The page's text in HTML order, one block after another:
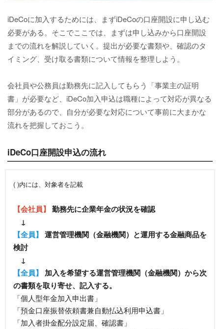
iDeCoに加入するためには、まずiDeCoの口座開設に申し込む
必要がある。そこでここでは、まずは申し込みから口座開設
までの流れを解説していく。提出が必要な書類や、確認のタ
イミング、受け取る書類について情報を整理しよう。
会社員や公務員は勤務先に記入してもらう「事業主の証明
書」が必要など、iDeCo加入申込は職種によって対応が異なる
部分があるので、自分が必要な対応について事前に大まかな
流れを把握しておこう。
iDeCo口座開設申込の流れ
( )内には、対象者を記載
【会社員】 勤務先に企業年金の状況を確認
↓
【全員】 運営管理機関（金融機関）と運用する金融商品を
検討
↓
【全員】 加入を希望する運営管理機関（金融機関）から次
の書類を取り寄せ、記入する。
「個人型年金加入申出書」
「預金口座振替依頼書兼自動払込利用申込書」
「加入者掛金配分設定届、確認書」